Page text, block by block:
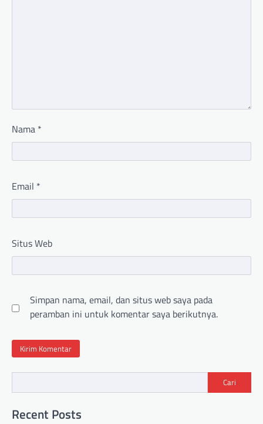
Nama *
Email *
Situs Web
Simpan nama, email, dan situs web saya pada
peramban ini untuk komentar saya berikutnya.
Cari
Recent Posts